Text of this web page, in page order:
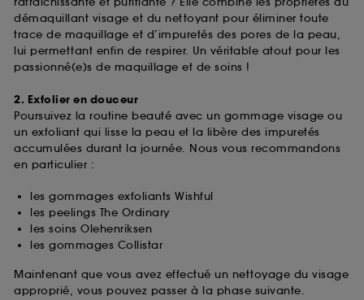
démaquillant visage et du nettoyant pour éliminer toute
trace de maquillage et d’impuretés des pores de la peau,
lui permettant enfin de respirer. Un véritable atout pour les
passionné(e)s de maquillage et de soins !
2. Exfolier en douceur
Poursuivez la routine beauté avec un gommage visage ou
un exfoliant qui lisse la peau et la libère des impuretés
accumulées durant la journée. Nous vous recommandons
en particulier :
les gommages exfoliants Wishful
les peelings The Ordinary
les soins Olehenriksen
les gommages Collistar
Maintenant que vous avez effectué un nettoyage du visage
approprié, vous pouvez passer à la phase suivante.